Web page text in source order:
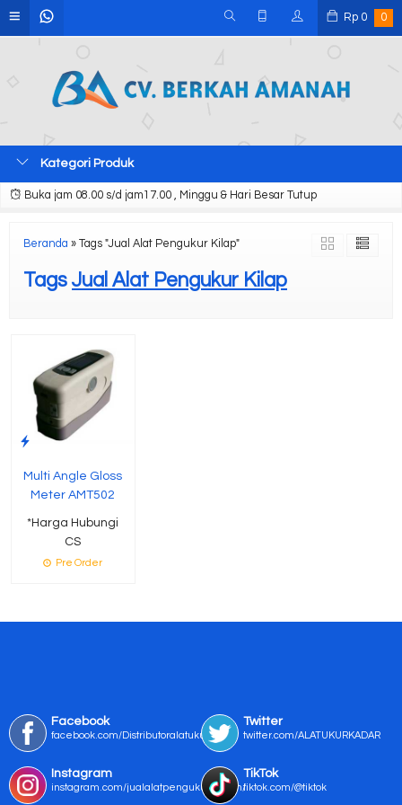
Rp 0 0
Kategori Produk
Buka jam 08.00 s/d jam17.00 , Minggu & Hari Besar Tutup
Beranda » Tags "Jual Alat Pengukur Kilap"
Tags Jual Alat Pengukur Kilap
Multi Angle Gloss
Meter AMT502
*Harga Hubungi
CS
Pre Order
Facebook
facebook.com/Distributoralatukur
Twitter
twitter.com/ALATUKURKADAR
Instagram
instagram.com/jualalatpengukurmurah/
TikTok
tiktok.com/@tiktok